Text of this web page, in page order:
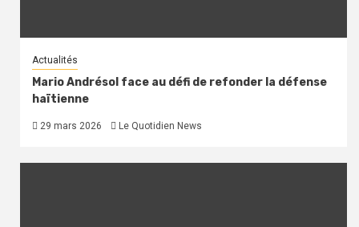
Actualités
Mario Andrésol face au défi de refonder la défense
haïtienne
29 mars 2026 Le Quotidien News